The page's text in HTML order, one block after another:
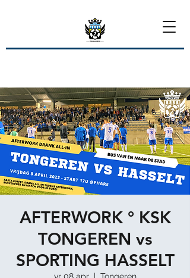
AFTERWORK ° KSK
TONGEREN vs
SPORTING HASSELT